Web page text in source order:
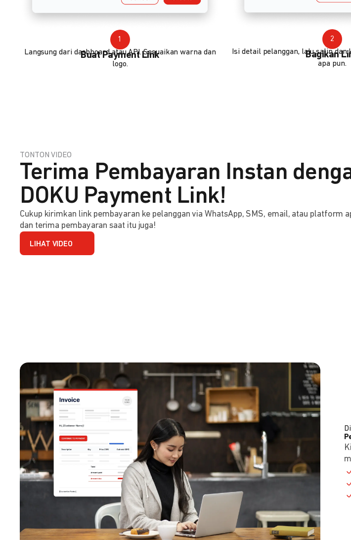
1
Buat Payment Link
Langsung dari dashboard atau API. Sesuaikan warna dan
logo.
2
Bagikan
Isi detail pelanggan, lalu salin
apa pun.
TONTON VIDEO
Terima Pembayaran Instan
DOKU Payment Link!
Cukup kirimkan link pembayaran ke pelanggan via WhatsApp, SMS, email, atau platform
dan terima pembayaran saat itu juga!
LIHAT VIDEO